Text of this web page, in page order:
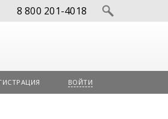
8 800 201-4018
ВОЙТИ